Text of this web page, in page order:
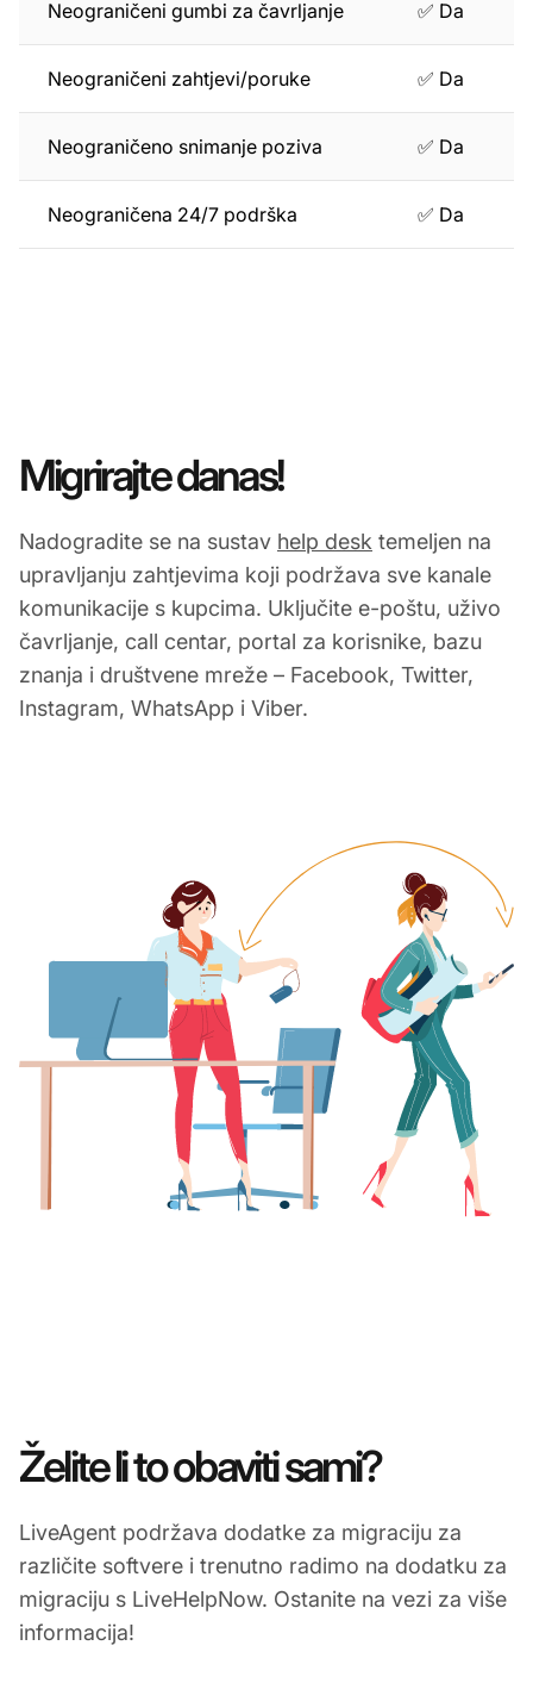
Neograničeni gumbi za čavrljanje ✅ Da
Neograničeni zahtjevi/poruke ✅ Da
Neograničeno snimanje poziva ✅ Da
Neograničena 24/7 podrška ✅ Da
Migrirajte danas!
Nadogradite se na sustav help desk temeljen na
upravljanju zahtjevima koji podržava sve kanale
komunikacije s kupcima. Uključite e-poštu, uživo
čavrljanje, call centar, portal za korisnike, bazu
znanja i društvene mreže – Facebook, Twitter,
Instagram, WhatsApp i Viber.
Želite li to obaviti sami?
LiveAgent podržava dodatke za migraciju za
različite softvere i trenutno radimo na dodatku za
migraciju s LiveHelpNow. Ostanite na vezi za više
informacija!